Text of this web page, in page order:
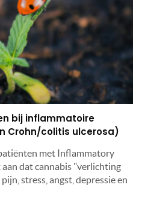
bij inflammatoire
Crohn/colitis ulcerosa)
met Inflammatory
dat cannabis "verlichting
stress, angst, depressie en